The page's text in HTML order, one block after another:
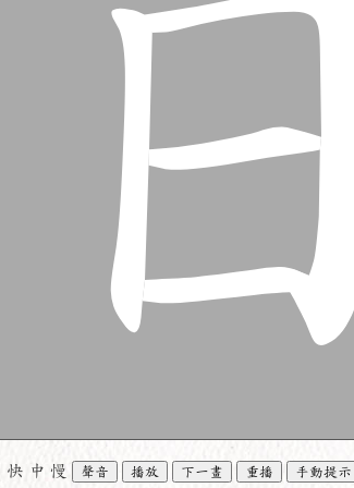
快 中 慢 聲音 播放 下一畫 重播 手動提示